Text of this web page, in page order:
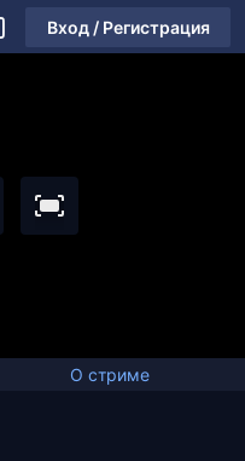
Вход / Регистрация
О стриме